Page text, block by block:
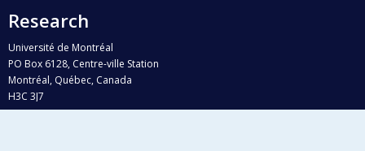
Research
Université de Montréal
PO Box 6128, Centre-ville Station
Montréal, Québec, Canada
H3C 3J7